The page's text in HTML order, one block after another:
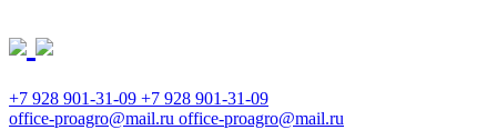
+7 928 901-31-09 +7 928 901-31-09
office-proagro@mail.ru office-proagro@mail.ru